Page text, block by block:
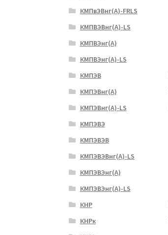
КМПвЭВнг(А)-FRLS
КМПВЭВнг(А)-LS
КМПВЭнг(А)
КМПВЭнг(А)-LS
КМПЭВ
КМПЭВнг(А)
КМПЭВнг(А)-LS
КМПЭВЭ
КМПЭВЭВ
КМПЭВЭВнг(А)-LS
КМПЭВЭнг(А)
КМПЭВЭнг(А)-LS
КНР
КНРк